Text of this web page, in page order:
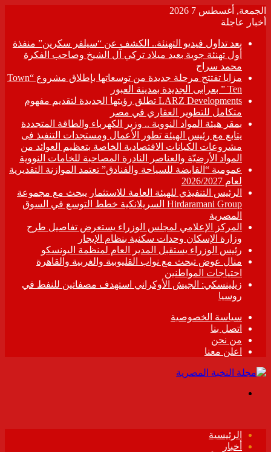
الجمعة, أغسطس 7 2026
أخبار عاجلة
بعد تداول فيديو التهنئة.. الكشف عن “سيلفر سكرين” منفذة
أول تهنئة جوية بعيد ميلاد تركي آل الشيخ وصاحب الفكرة
محمد سراج
مزايا تفتتح مرحلة جديدة من توسعاتها بإطلاق مشروع “Town
Ten ” بعرابى الجديدة بمدينة العبور
LARZ Developments تطلق رؤيتها الجديدة لتقديم مفهوم
متكامل للتطوير العقاري في مصر
بمقر هيئة المواد النووية .. وزير الكهرباء والطاقة المتجددة
يتابع مع رئيس الهيئة تطور الأعمال ومستجدات التنفيذ فى
مشروعات الكيانات الاقتصادية الخاصة بتعظيم العوائد من
المواد الأرضيّة والعناصر النادرة المصاحبة للخامات النووية
عمومية “القابضة للسياحة والفنادق” تعتمد الموازنة التقديرية
لعام 2026/2027
الرئيس التنفيذي للهيئة العامة للاستثمار يبحث مع مجموعة
Hirdaramani Group السريلانكية خطط التوسع في السوق
المصرية
المركز الإعلامي لمجلس الوزراء يستعرض تفاصيل طرح
وزارة الإسكان وحدات سكنية بنظام الإيجار
رئيس الوزراء يستقبل المدير العام لمنظمة اليونسكو
منال عوض تبحث مع نواب القليوبية والغربية والقاهرة
احتياجات المواطنين
زيلينسكي: الجيش الأوكراني استهدف مصفاتين للنفط في
روسيا
سياسة الخصوصية
اتصل بنا
من نحن
اعلن معنا
الرئيسية
أخبار